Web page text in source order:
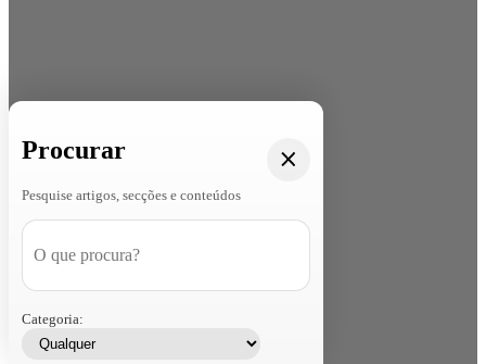
Procurar
Pesquise artigos, secções e conteúdos
Categoria: